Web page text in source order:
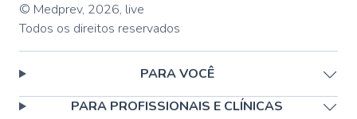
© Medprev, 2026, live
Todos os direitos reservados
PARA VOCÊ
PARA PROFISSIONAIS E CLÍNICAS